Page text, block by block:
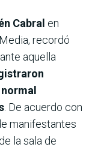
Cabral en
recordó
aquella
. De acuerdo con
manifestantes
la sala de